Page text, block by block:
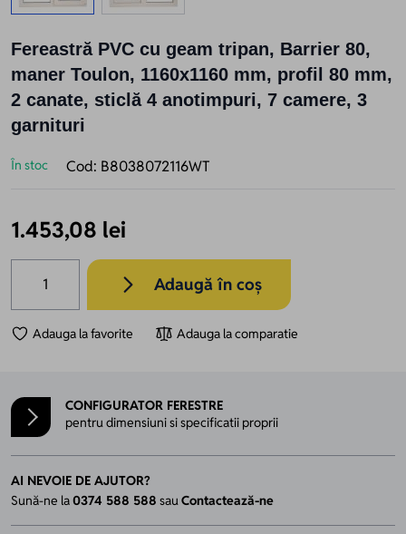
Fereastră PVC cu geam tripan, Barrier 80,
maner Toulon, 1160x1160 mm, profil 80 mm,
2 canate, sticlă 4 anotimpuri, 7 camere, 3
garnituri
În stoc Cod: B8038072116WT
1.453,08 lei
Adaugă în coș
Adauga la favorite Adauga la comparatie
CONFIGURATOR FERESTRE
pentru dimensiuni si specificatii proprii
AI NEVOIE DE AJUTOR?
Sună-ne la0374 588 588 sauContactează-ne